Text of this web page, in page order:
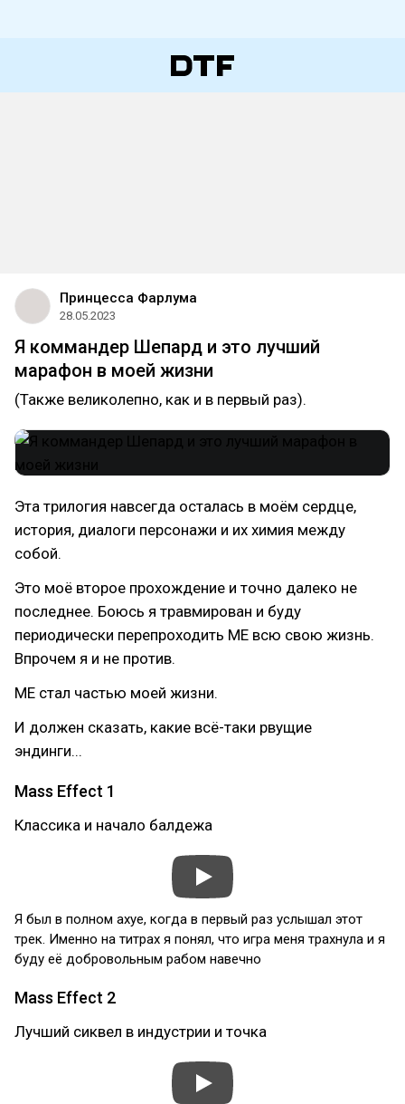
Принцесса Фарлума
28.05.2023
Я коммандер Шепард и это лучший
марафон в моей жизни
(Также великолепно, как и в первый раз).
Эта трилогия навсегда осталась в моём сердце,
история, диалоги персонажи и их химия между
собой.
Это моё второе прохождение и точно далеко не
последнее. Боюсь я травмирован и буду
периодически перепроходить МЕ всю свою жизнь.
Впрочем я и не против.
МЕ стал частью моей жизни.
И должен сказать, какие всё-таки рвущие
эндинги...
Mass Effect 1
Классика и начало балдежа
Я был в полном ахуе, когда в первый раз услышал этот
трек. Именно на титрах я понял, что игра меня трахнула и я
буду её добровольным рабом навечно
Mass Effect 2
Лучший сиквел в индустрии и точка